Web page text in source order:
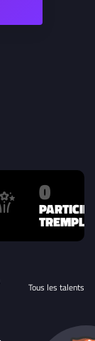
0
Tous les talents